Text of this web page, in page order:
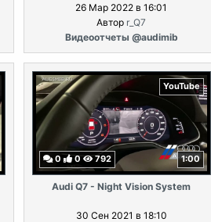
26 Мар 2022 в 16:01
Автор r_Q7
Видеоотчеты @audimib
YouTube
0 0 792 1:00
Audi Q7 - Night Vision System
30 Сен 2021 в 18:10